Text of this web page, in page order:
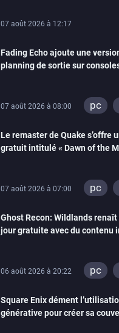
07 août 2026 à 12:17
Fading Echo ajoute une
planning de sortie sur
07 août 2026 à 08:00 pc
Le remaster de Quake s’offre
gratuit intitulé « Dawn of the
07 août 2026 à 07:00 pc
xbox
Ghost Recon: Wildlands renaît
jour gratuite avec du contenu
06 août 2026 à 20:22 pc
Square Enix dément
générative pour créer sa